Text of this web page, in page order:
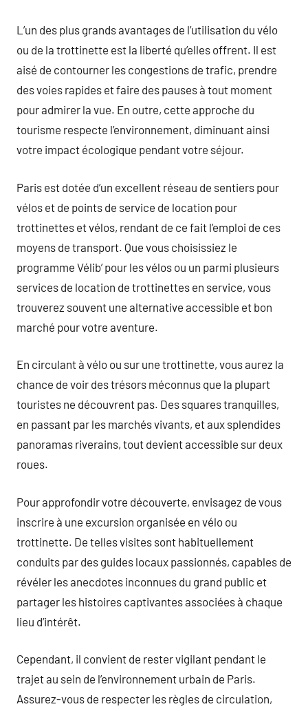
L’un des plus grands avantages de l’utilisation du vélo
ou de la trottinette est la liberté qu’elles offrent. Il est
aisé de contourner les congestions de trafic, prendre
des voies rapides et faire des pauses à tout moment
pour admirer la vue. En outre, cette approche du
tourisme respecte l’environnement, diminuant ainsi
votre impact écologique pendant votre séjour.
Paris est dotée d’un excellent réseau de sentiers pour
vélos et de points de service de location pour
trottinettes et vélos, rendant de ce fait l’emploi de ces
moyens de transport. Que vous choisissiez le
programme Vélib’ pour les vélos ou un parmi plusieurs
services de location de trottinettes en service, vous
trouverez souvent une alternative accessible et bon
marché pour votre aventure.
En circulant à vélo ou sur une trottinette, vous aurez la
chance de voir des trésors méconnus que la plupart
touristes ne découvrent pas. Des squares tranquilles,
en passant par les marchés vivants, et aux splendides
panoramas riverains, tout devient accessible sur deux
roues.
Pour approfondir votre découverte, envisagez de vous
inscrire à une excursion organisée en vélo ou
trottinette. De telles visites sont habituellement
conduits par des guides locaux passionnés, capables de
révéler les anecdotes inconnues du grand public et
partager les histoires captivantes associées à chaque
lieu d’intérêt.
Cependant, il convient de rester vigilant pendant le
trajet au sein de l’environnement urbain de Paris.
Assurez-vous de respecter les règles de circulation,